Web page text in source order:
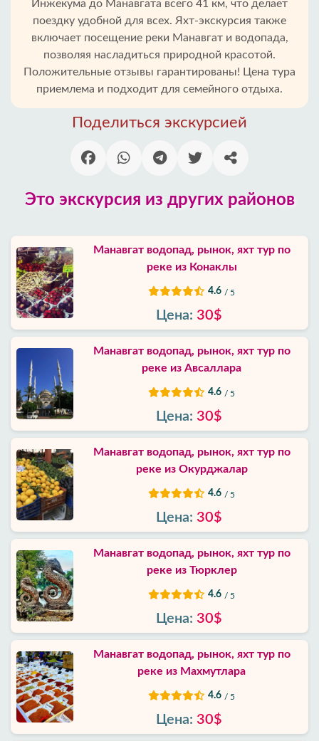
Инжекум
Районы
Google
нас
Услуги
Условия
положения
Политика
приватности
Контакты
Инжекума до Манавгата всего 41 км, что делает
поездку удобной для всех. Яхт-экскурсия также
включает посещение реки Манавгат и водопада,
позволяя насладиться природной красотой.
Положительные отзывы гарантированы! Цена тура
приемлема и подходит для семейного отдыха.
Поделиться экскурсией
Это экскурсия из других районов
Манавгат водопад, рынок, яхт тур по
реке из Конаклы
4.6 / 5
Цена: 30$
Манавгат водопад, рынок, яхт тур по
реке из Авсаллара
4.6 / 5
Цена: 30$
Манавгат водопад, рынок, яхт тур по
реке из Окурджалар
4.6 / 5
Цена: 30$
Манавгат водопад, рынок, яхт тур по
реке из Тюрклер
4.6 / 5
Цена: 30$
Манавгат водопад, рынок, яхт тур по
реке из Махмутлара
4.6 / 5
Цена: 30$